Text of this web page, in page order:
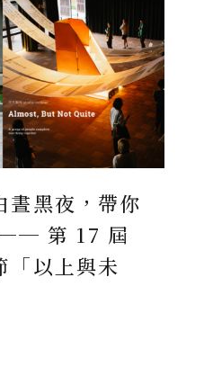
晝黑夜，帶你
第 17 屆
「以上與未